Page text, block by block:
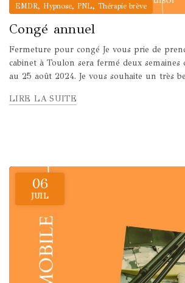
EMDR, Hypnose, PNL, Thérapie brève
Congé annuel
Fermeture pour congé Je vous prie de
cabinet à Toulon sera fermé deux semaines
au 25 août 2024. Je vous souhaite un très
LIRE LA SUITE
06
JUIL